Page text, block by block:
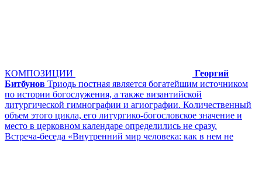
КОМПОЗИЦИИ
Георгий
Битбунов Триодь постная является богатейшим источником
по истории богослужения, а также византийской
литургической гимнографии и агиографии. Количественный
объем этого цикла, его литургико-богословское значение и
место в церковном календаре определились не сразу.
Встреча-беседа «Внутренний мир человека: как в нем не